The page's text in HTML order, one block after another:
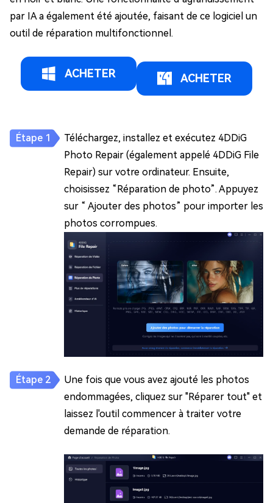
par IA a également été ajoutée, faisant de ce logiciel un
outil de réparation multifonctionnel.
ACHETER ACHETER
Téléchargez, installez et exécutez 4DDiG
Photo Repair (également appelé 4DDiG File
Repair) sur votre ordinateur. Ensuite,
choisissez “Réparation de photo”. Appuyez
sur “ Ajouter des photos” pour importer les
photos corrompues.
Une fois que vous avez ajouté les photos
endommagées, cliquez sur "Réparer tout" et
laissez l'outil commencer à traiter votre
demande de réparation.